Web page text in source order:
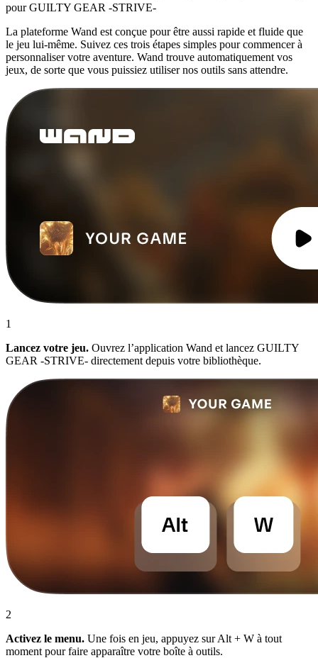
pour GUILTY GEAR -STRIVE-
La plateforme Wand est conçue pour être aussi rapide et fluide que
le jeu lui-même. Suivez ces trois étapes simples pour commencer à
personnaliser votre aventure. Wand trouve automatiquement vos
jeux, de sorte que vous puissiez utiliser nos outils sans attendre.
1
Lancez votre jeu. Ouvrez l’application Wand et lancez GUILTY
GEAR -STRIVE- directement depuis votre bibliothèque.
2
Activez le menu. Une fois en jeu, appuyez sur Alt + W à tout
moment pour faire apparaître votre boîte à outils.